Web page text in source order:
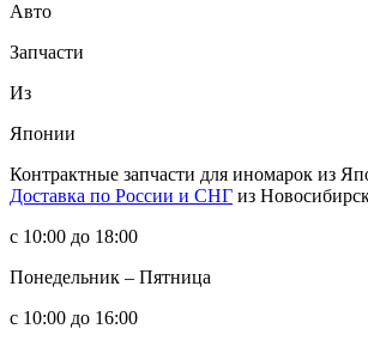
Авто
Запчасти
Из
Японии
Контрактные запчасти для иномарок из
Доставка по России и СНГ из
с 10:00 до 18:00
Понедельник – Пятница
с 10:00 до 16:00